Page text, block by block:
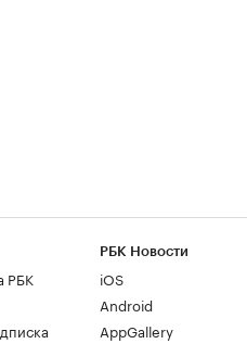
РБК
РБК Новости
iOS
Android
AppGallery